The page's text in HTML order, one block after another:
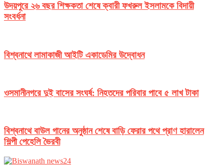
উদয়পুরে ২৬ বছর শিক্ষকতা শেষে ক্বারী ফখরুল ইসলামকে বিদায়ী
সংবর্ধনা
বিশ্বনাথে লামাকাজী আইটি একাডেমির উদ্বোধন
ওসমানীনগরে দুই বাসের সংঘর্ষ: নিহতদের পরিবার পাবে ৫ লাখ টাকা
বিশ্বনাথে বাউল গানের অনুষ্ঠান শেষে বাড়ি ফেরার পথে প্রাণ হারালেন
শিল্পী পেহেলি ভৈরবী